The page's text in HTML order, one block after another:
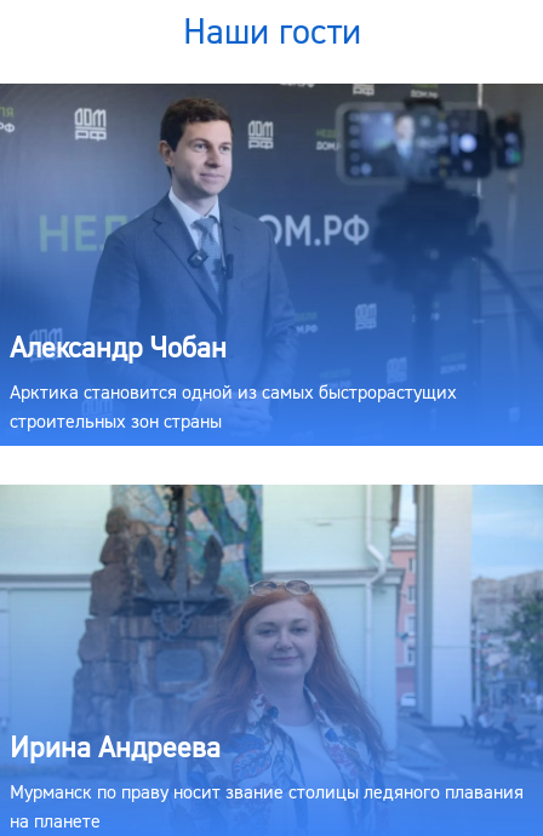
Наши гости
Александр Чобан
Арктика становится одной из самых быстрорастущих
строительных зон страны
Ирина Андреева
Мурманск по праву носит звание столицы ледяного плавания
на планете